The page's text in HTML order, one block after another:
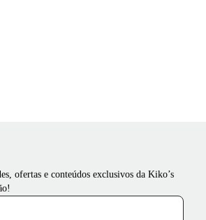
ofertas e conteúdos exclusivos da Kiko’s